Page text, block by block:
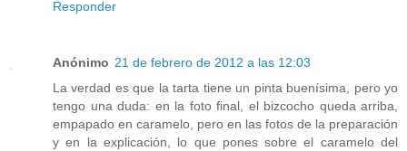
Responder
Anónimo 21 de febrero de 2012 a las 12:03
La verdad es que la tarta tiene un pinta buenísima, pero yo
tengo una duda: en la foto final, el bizcocho queda arriba,
empapado en caramelo, pero en las fotos de la preparación
y en la explicación, lo que pones sobre el caramelo del